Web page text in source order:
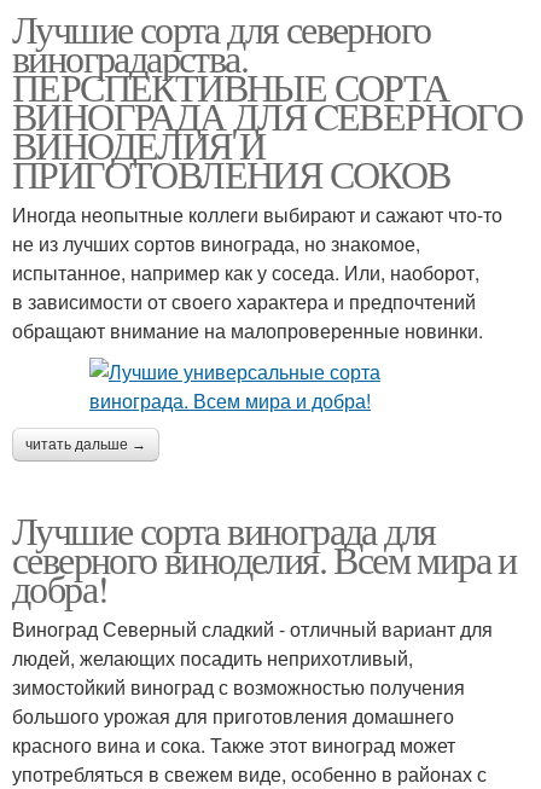
Лучшие сорта для северного
виноградарства.
ПЕРСПЕКТИВНЫЕ СОРТА
ВИНОГРАДА ДЛЯ CЕВЕРНОГО
ВИНОДЕЛИЯ И
ПРИГОТОВЛЕНИЯ СОКОВ
Иногда неопытные коллеги выбирают и сажают что-то
не из лучших сортов винограда, но знакомое,
испытанное, например как у соседа. Или, наоборот,
в зависимости от своего характера и предпочтений
обращают внимание на малопроверенные новинки.
читать дальше →
Лучшие сорта винограда для
северного виноделия. Всем мира и
добра!
Виноград Северный сладкий - отличный вариант для
людей, желающих посадить неприхотливый,
зимостойкий виноград с возможностью получения
большого урожая для приготовления домашнего
красного вина и сока. Также этот виноград может
употребляться в свежем виде, особенно в районах с